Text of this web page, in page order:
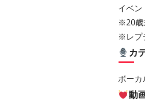
イベ
※20歳
※レプ
カ
ボーカ
動